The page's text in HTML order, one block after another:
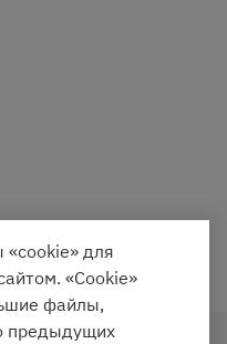
«cookie» для
«Cookie»
файлы,
предыдущих